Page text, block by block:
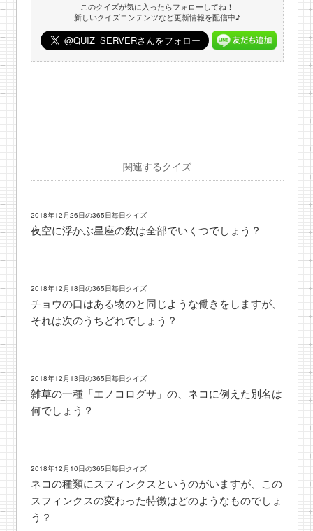
このクイズが気に入ったらフォローしてね！
新しいクイズコンテンツなど更新情報を配信中♪
関連するクイズ
2018年12月26日の365日毎日クイズ
夜空に浮かぶ星座の数は全部でいくつでしょう？
2018年12月18日の365日毎日クイズ
チョウの口はある物のと同じような働きをしますが、
それは次のうちどれでしょう？
2018年12月13日の365日毎日クイズ
雑草の一種「エノコログサ」の、ネコに例えた別名は
何でしょう？
2018年12月10日の365日毎日クイズ
ネコの種類にスフィンクスというのがいますが、この
スフィンクスの変わった特徴はどのようなものでしょ
う？